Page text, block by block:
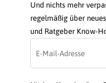
Und nichts mehr
regelmäßig über
und Ratgeber Know-